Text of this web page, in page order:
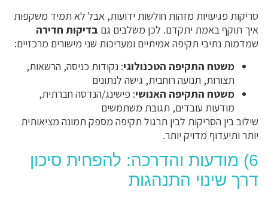
סריקות פגיעויות מזהות חולשות ידועות, אבל לא תמיד משקפות
איך תוקף באמת יתקדם. לכן משלבים גם בדיקות חדירה
שמדמות נתיבי תקיפה אמיתיים ומעריכות שני מישורים מרכזיים:
משטח התקיפה הטכנולוגי: נקודות כניסה, הרשאות,
תצורות, תנועה רוחבית, גישה לנתונים
משטח התקיפה האנושי: פישינג/הנדסה חברתית,
מודעות עובדים, תגובת משתמשים
שילוב בין הסריקות לבין תרגול תקיפה מספק תמונה מציאותית
יותר ותיעדוף מדויק יותר.
6) מודעות והדרכה: להפחית סיכון
דרך שינוי התנהגות